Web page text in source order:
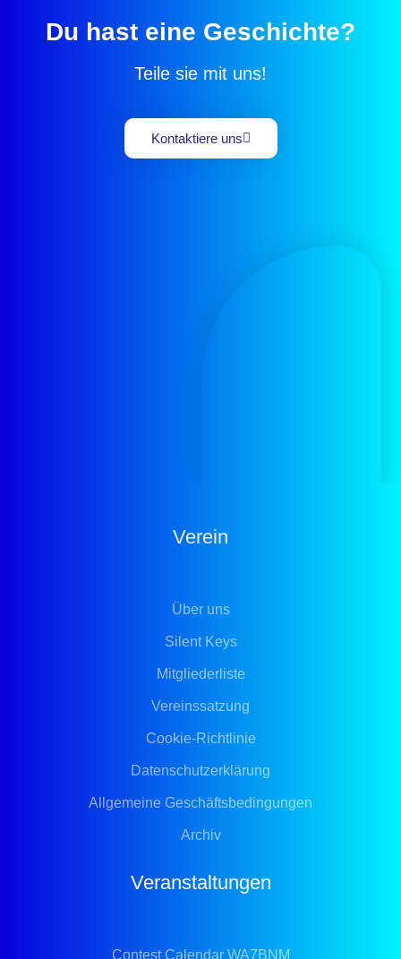
Du hast eine Geschichte?
Teile sie mit uns!
Kontaktiere uns
Verein
Über uns
Silent Keys
Mitgliederliste
Vereinssatzung
Cookie-Richtlinie
Datenschutzerklärung
Allgemeine Geschäftsbedingungen
Archiv
Veranstaltungen
Contest Calendar WA7BNM